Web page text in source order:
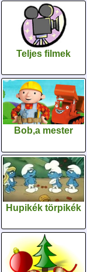
Teljes filmek
Bob,a mester
Hupikék törpikék